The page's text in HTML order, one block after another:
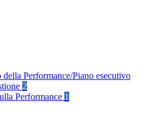
della Performance/Piano esecutivo
2
Performance 1